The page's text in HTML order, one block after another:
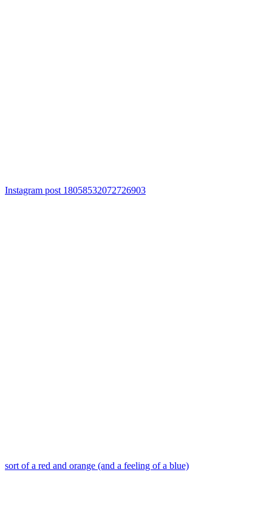
Instagram post 18058532072726903
sort of a red and orange (and a feeling of a blue)